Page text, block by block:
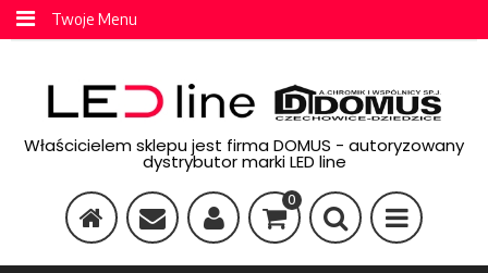
Twoje Menu
Właścicielem sklepu jest firma DOMUS - autoryzowany
dystrybutor marki LED line
0